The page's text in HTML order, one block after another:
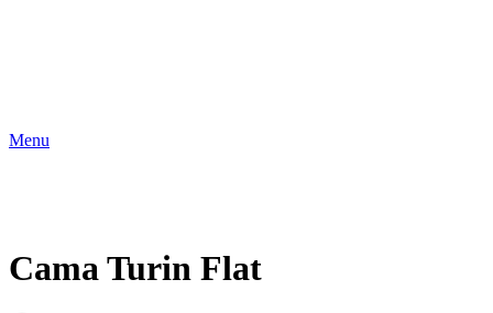
Menu
Cama Turin Flat